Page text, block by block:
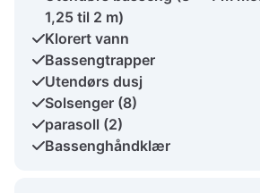
1,25 til 2 m)
Klorert vann
Bassengtrapper
Utendørs dusj
Solsenger (8)
parasoll (2)
Bassenghåndklær